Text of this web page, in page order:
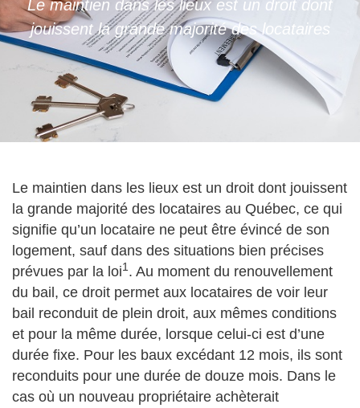
Le maintien dans les lieux est un droit dont
jouissent la grande majorité des locataires
Le maintien dans les lieux est un droit dont jouissent
la grande majorité des locataires au Québec, ce qui
signifie qu’un locataire ne peut être évincé de son
logement, sauf dans des situations bien précises
prévues par la loi1 . Au moment du renouvellement
du bail, ce droit permet aux locataires de voir leur
bail reconduit de plein droit, aux mêmes conditions
et pour la même durée, lorsque celui-ci est d’une
durée fixe. Pour les baux excédant 12 mois, ils sont
reconduits pour une durée de douze mois. Dans le
cas où un nouveau propriétaire achèterait